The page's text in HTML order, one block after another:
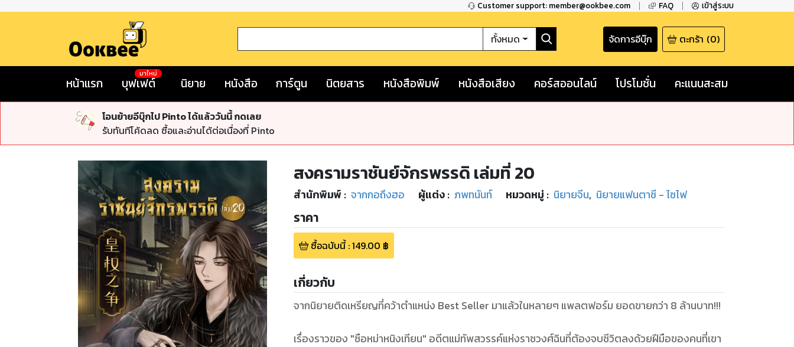
Customer support: member@ookbee.com FAQ เข้าสู่ระบบ
ทั้งหมด จัดการอีบุ๊ก ตะกร้า (0)
หน้าแรก บุฟเฟต์
มาใหม่
นิยาย หนังสือ การ์ตูน นิตยสาร หนังสือพิมพ์ หนังสือเสียง คอร์สออนไลน์ โปรโมชั่น คะแนนสะสม
โอนย้ายอีบุ๊กไป Pinto ได้แล้ววันนี้ กดเลย
รับทันทีโค้ดลด ซื้อและอ่านได้ต่อเนื่องที่ Pinto
สงครามราชันย์จักรพรรดิ เล่มที่ 20
สำนักพิมพ์ : จากกอถึงฮอ ผู้แต่ง : ภพทนันท์ หมวดหมู่ : นิยายจีน, นิยายแฟนตาซี - ไซไฟ
ราคา
ซื้อฉบับนี้:149.00 ฿
เกี่ยวกับ
จากนิยายติดเหรียญที่คว้าตำแหน่ง Best Seller มาแล้วในหลายๆ แพลตฟอร์ม ยอดขายกว่า 8 ล้านบาท!!!
เรื่องราวของ "ซือหม่าหนิงเทียน" อดีตแม่ทัพสวรรค์แห่งราชวงศ์ฉินที่ต้องจบชีวิตลงด้วยฝีมือของคนที่เขา